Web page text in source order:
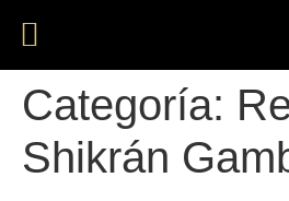
Categoría:
Shikrán